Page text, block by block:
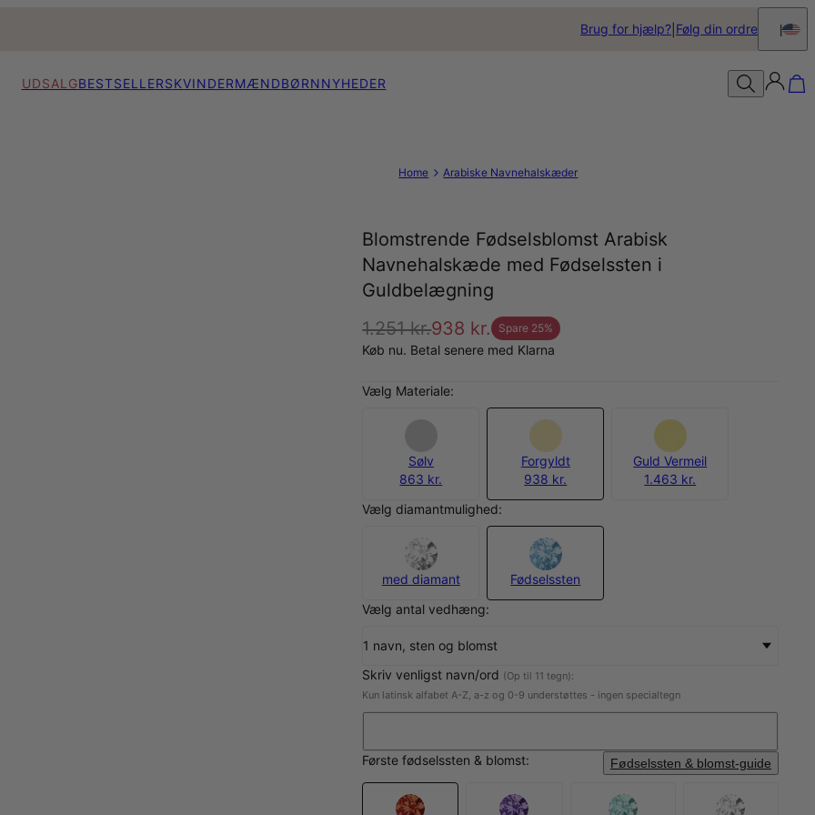
Brug for hjælp? Følg din ordre
UDSALGBESTSELLERSKVINDERMÆNDBØRNNYHEDER
Home Arabiske Navnehalskæder
Blomstrende Fødselsblomst Arabisk
Navnehalskæde med Fødselssten i
Guldbelægning
1.251 kr.938 kr. Spare 25%
Køb nu. Betal senere med Klarna
Vælg Materiale:
Sølv
863 kr.
Forgyldt
938 kr.
Guld Vermeil
1.463 kr.
Vælg diamantmulighed:
med diamant
Fødselssten
Vælg antal vedhæng:
1 navn, sten og blomst
Skriv venligst navn/ord (Op til 11 tegn):
Kun latinsk alfabet A-Z, a-z og 0-9 understøttes - ingen specialtegn
Første fødselssten & blomst: Fødselssten & blomst-guide